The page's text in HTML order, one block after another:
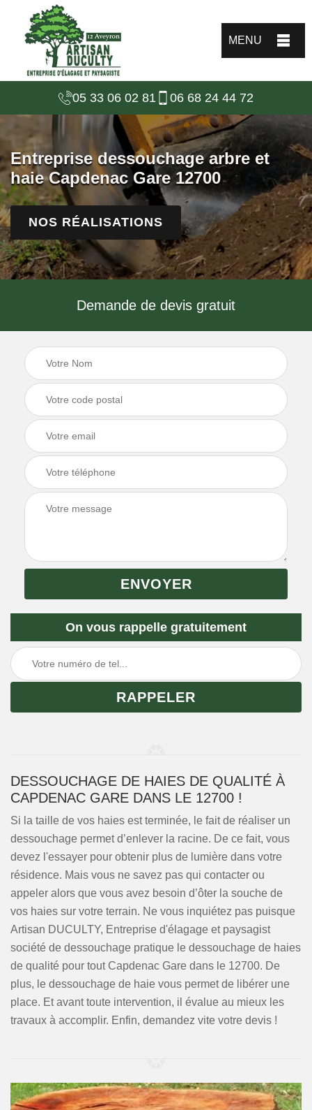
MENU
05 33 06 02 81 06 68 24 44 72
Entreprise dessouchage arbre et
haie Capdenac Gare 12700
NOS RÉALISATIONS
Demande de devis gratuit
On vous rappelle gratuitement
DESSOUCHAGE DE HAIES DE QUALITÉ À
CAPDENAC GARE DANS LE 12700 !
Si la taille de vos haies est terminée, le fait de réaliser un
dessouchage permet d’enlever la racine. De ce fait, vous
devez l'essayer pour obtenir plus de lumière dans votre
résidence. Mais vous ne savez pas qui contacter ou
appeler alors que vous avez besoin d’ôter la souche de
vos haies sur votre terrain. Ne vous inquiétez pas puisque
Artisan DUCULTY, Entreprise d'élagage et paysagist
société de dessouchage pratique le dessouchage de haies
de qualité pour tout Capdenac Gare dans le 12700. De
plus, le dessouchage de haie vous permet de libérer une
place. Et avant toute intervention, il évalue au mieux les
travaux à accomplir. Enfin, demandez vite votre devis !